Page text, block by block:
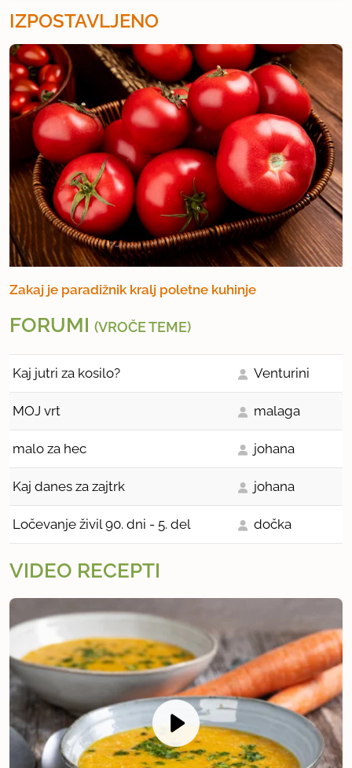
IZPOSTAVLJENO
Zakaj je paradižnik kralj poletne kuhinje
FORUMI (VROČE TEME)
Kaj jutri za kosilo? Venturini
MOJ vrt malaga
malo za hec johana
Kaj danes za zajtrk johana
Ločevanje živil 90. dni - 5. del dočka
VIDEO RECEPTI